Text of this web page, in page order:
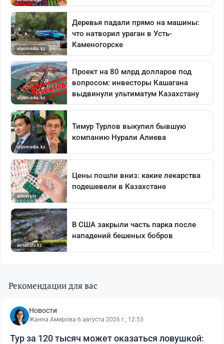
Рекомендации для вас
Новости
Жанна Амирова·6 августа 2026 г., 12:53
Тур за 120 тысяч может оказаться ловушкой: